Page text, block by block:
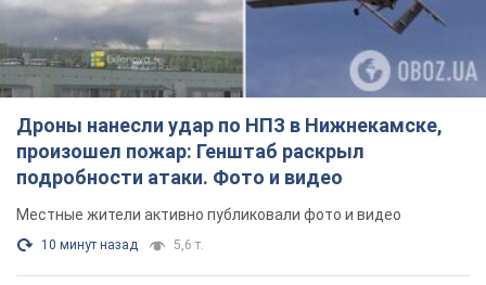
Дроны нанесли удар по НПЗ в Нижнекамске,
произошел пожар: Генштаб раскрыл
подробности атаки. Фото и видео
Местные жители активно публиковали фото и видео
10 минут назад 5,6 т.